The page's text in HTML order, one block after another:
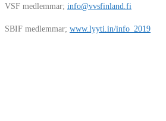
VSF medlemmar; info@vvsfinland.fi
SBIF medlemmar; www.lyyti.in/info_2019